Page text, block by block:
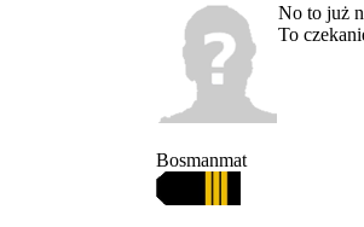
Bosmanmat
No to już
To